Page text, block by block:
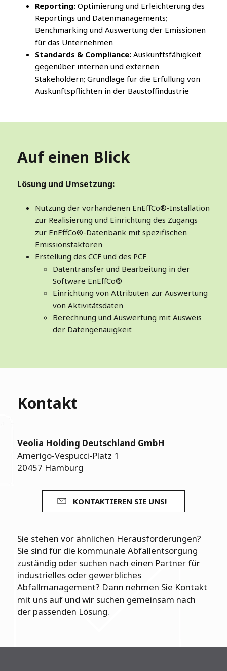
Reporting: Optimierung und Erleichterung des
Reportings und Datenmanagements;
Benchmarking und Auswertung der Emissionen
für das Unternehmen
Standards & Compliance: Auskunftsfähigkeit
gegenüber internen und externen
Stakeholdern; Grundlage für die Erfüllung von
Auskunftspflichten in der Baustoffindustrie
Auf einen Blick
Lösung und Umsetzung:
Nutzung der vorhandenen EnEffCo®-Installation
zur Realisierung und Einrichtung des Zugangs
zur EnEffCo®-Datenbank mit spezifischen
Emissionsfaktoren
Erstellung des CCF und des PCF
Datentransfer und Bearbeitung in der
Software EnEffCo®
Einrichtung von Attributen zur Auswertung
von Aktivitätsdaten
Berechnung und Auswertung mit Ausweis
der Datengenauigkeit
Kontakt
Veolia Holding Deutschland GmbH
Amerigo-Vespucci-Platz 1
20457 Hamburg
KONTAKTIEREN SIE UNS!
Sie stehen vor ähnlichen Herausforderungen?
Sie sind für die kommunale Abfallentsorgung
zuständig oder suchen nach einen Partner für
industrielles oder gewerbliches
Abfallmanagement? Dann nehmen Sie Kontakt
mit uns auf und wir suchen gemeinsam nach
der passenden Lösung.